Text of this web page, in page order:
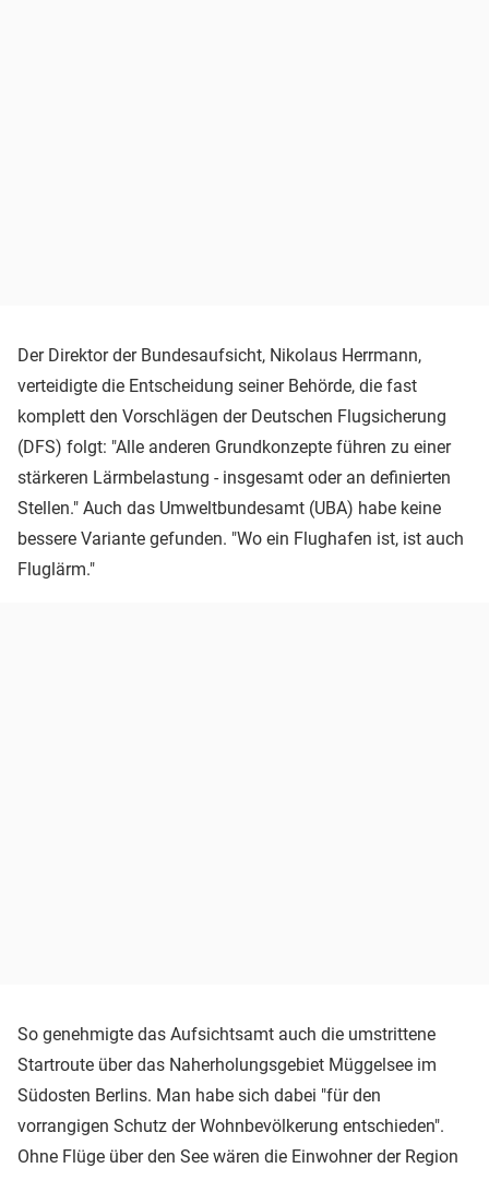
Der Direktor der Bundesaufsicht, Nikolaus Herrmann,
verteidigte die Entscheidung seiner Behörde, die fast
komplett den Vorschlägen der Deutschen Flugsicherung
(DFS) folgt: "Alle anderen Grundkonzepte führen zu einer
stärkeren Lärmbelastung - insgesamt oder an definierten
Stellen." Auch das Umweltbundesamt (UBA) habe keine
bessere Variante gefunden. "Wo ein Flughafen ist, ist auch
Fluglärm."
So genehmigte das Aufsichtsamt auch die umstrittene
Startroute über das Naherholungsgebiet Müggelsee im
Südosten Berlins. Man habe sich dabei "für den
vorrangigen Schutz der Wohnbevölkerung entschieden".
Ohne Flüge über den See wären die Einwohner der Region